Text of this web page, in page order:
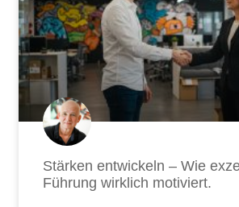
Stärken entwickeln – Wie
Führung wirklich motiviert.